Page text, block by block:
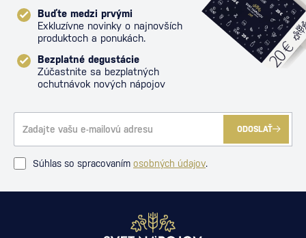
Buďte medzi prvými
Exkluzívne novinky o najnovších
produktoch a ponukách.
Bezplatné degustácie
Zúčastnite sa bezplatných
ochutnávok nových nápojov
ODOSLAŤ
Súhlas so spracovaním osobných údajov.